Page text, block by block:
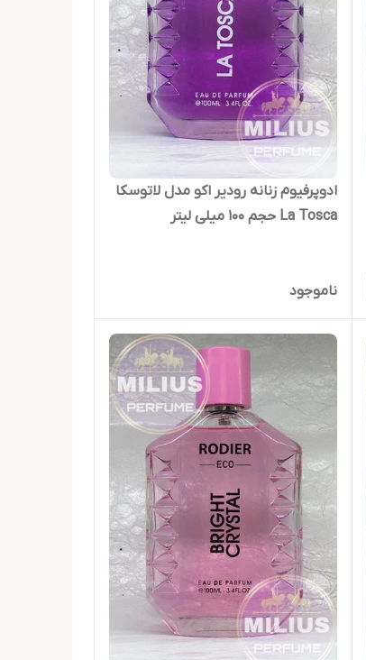
ادوپرفیوم زنانه رودیر اکو مدل لاتوسکا
La Tosca حجم 100 میلی لیتر
ناموجود